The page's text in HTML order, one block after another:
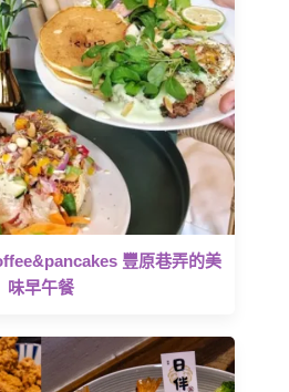
豐原巷弄的美
味早午餐